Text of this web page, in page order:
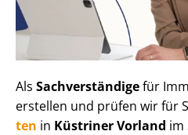
Als Sachverständigefür
erstellen und prüfen wir für
ten in Küstriner Vorland im